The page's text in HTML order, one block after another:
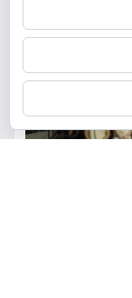
Para obtener más